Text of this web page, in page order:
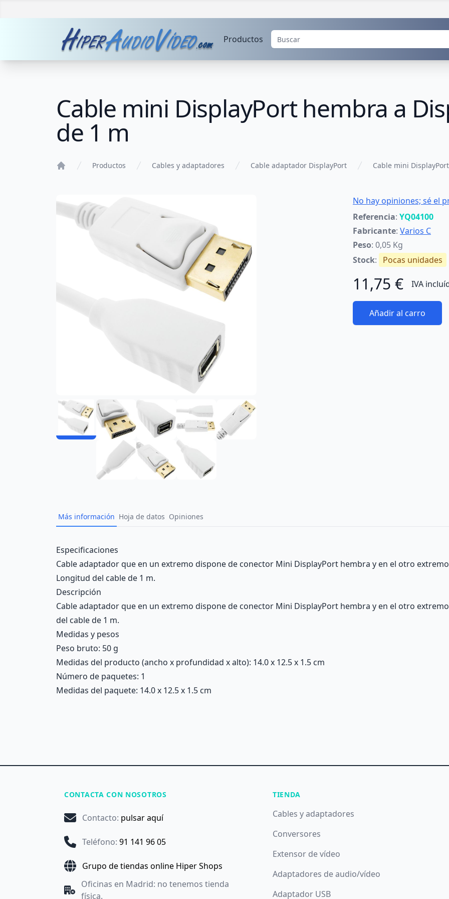
Productos
Cable mini DisplayPort hembra a
de 1 m
Productos Cables y adaptadores Cable adaptador DisplayPort Cable mini DisplayPort
No hay opiniones; sé el
Referencia: YQ04100
Fabricante: Varios C
Peso: 0,05 Kg
Stock: Pocas unidades
11,75 € IVA
Añadir al carro
Más información Hoja de datos Opiniones
Description
Especificaciones
Cable adaptador que en un extremo dispone de conector Mini DisplayPort hembra y en el otro
Longitud del cable de 1 m.
Descripción
Cable adaptador que en un extremo dispone de conector Mini DisplayPort hembra y en el otro
del cable de 1 m.
Medidas y pesos
Peso bruto: 50 g
Medidas del producto (ancho x profundidad x alto): 14.0 x 12.5 x 1.5 cm
Número de paquetes: 1
Medidas del paquete: 14.0 x 12.5 x 1.5 cm
CONTACTA CON NOSOTROS
Contacto: pulsar aquí
Teléfono: 91 141 96 05
Grupo de tiendas online Hiper Shops
Oficinas en Madrid: no tenemos tienda
física.
TIENDA
Cables y adaptadores
Conversores
Extensor de vídeo
Adaptadores de audio/vídeo
Adaptador USB